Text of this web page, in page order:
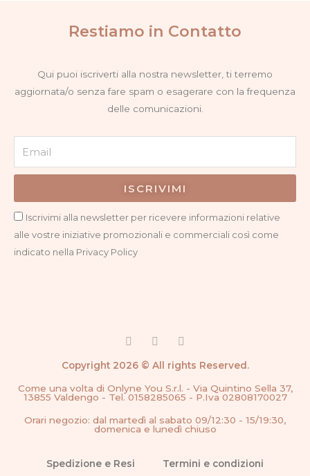
Restiamo in Contatto
Qui puoi iscriverti alla nostra newsletter, ti terremo
aggiornata/o senza fare spam o esagerare con la frequenza
delle comunicazioni.
Privacy
Iscrivimi alla newsletter per ricevere informazioni relative
alle vostre iniziative promozionali e commerciali così come
indicato nella Privacy Policy
ISCRIVIMI
F
c
b
o
k
-
I
s
a
g
a
m
G
o
g
l
e
Copyright 2026 © All rights Reserved.
Come una volta di Onlyne You S.r.l. - Via Quintino Sella 37,
13855 Valdengo - Tel. 0158285065 - P.Iva 02808170027
Orari negozio: dal martedì al sabato 09/12:30 - 15/19:30,
domenica e lunedì chiuso
Spedizione e Resi Termini e condizioni